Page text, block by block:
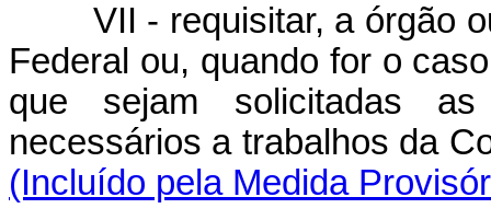
VII - requisitar, a órgão ou
Federal ou, quando for o
que sejam solicitadas
necessários a trabalhos
(Incluído pela Medida